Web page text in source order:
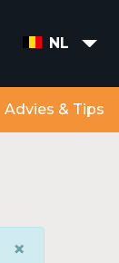
NL
Advies & Tips
×